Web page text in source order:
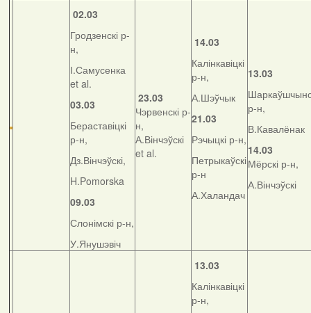
02.03
Гродзенскі р-
н,
І.Самусенка
et al.
03.03
Бераставіцкі
р-н,
Дз.Вінчэўскі,
H.Pomorska
09.03
Слонімскі р-н,
У.Янушэвіч
23.03
Чэрвенскі р-
н,
А.Вінчэўскі
et al.
14.03
Калінкавіцкі
р-н,
А.Шэўчык
21.03
Рэчыцкі р-н,
Петрыкаўскі
р-н
А.Халандач
13.03
р-н,
В.Кавалёнак
14.03
Мёрскі р-н,
А.Вінчэўскі
13.03
Калінкавіцкі
р-н,